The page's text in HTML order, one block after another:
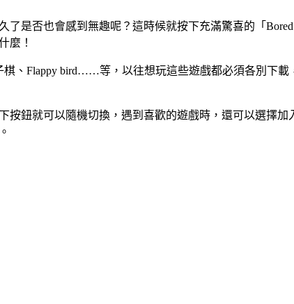
是否也會感到無趣呢？這時候就按下充滿驚喜的「
麼！
、Flappy bird……等，以往想玩這些遊戲都必須各別下載
鈕就可以隨機切換，遇到喜歡的遊戲時，還可以選擇